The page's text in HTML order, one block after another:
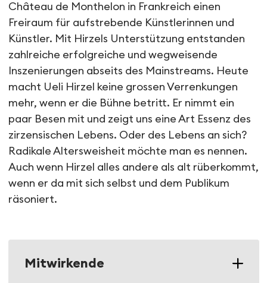
Château de Monthelon in Frankreich einen
Freiraum für aufstrebende Künstlerinnen und
Künstler. Mit Hirzels Unterstützung entstanden
zahlreiche erfolgreiche und wegweisende
Inszenierungen abseits des Mainstreams. Heute
macht Ueli Hirzel keine grossen Verrenkungen
mehr, wenn er die Bühne betritt. Er nimmt ein
paar Besen mit und zeigt uns eine Art Essenz des
zirzensischen Lebens. Oder des Lebens an sich?
Radikale Altersweisheit möchte man es nennen.
Auch wenn Hirzel alles andere als alt rüberkommt,
wenn er da mit sich selbst und dem Publikum
räsoniert.
Mitwirkende